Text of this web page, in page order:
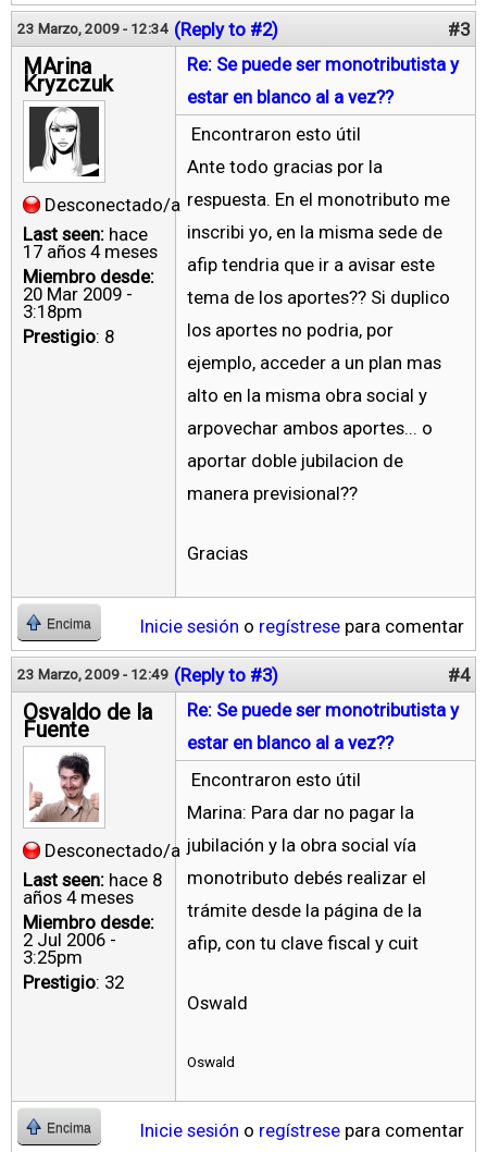
23 Marzo, 2009 - 12:34 (Reply to #2) #3
MArina
Kryzczuk
Desconectado/a
Last seen: hace
17 años 4 meses
Miembro desde:
20 Mar 2009 -
3:18pm
Prestigio: 8
Re: Se puede ser monotributista y
estar en blanco al a vez??
Encontraron esto útil
Ante todo gracias por la
respuesta. En el monotributo me
inscribi yo, en la misma sede de
afip tendria que ir a avisar este
tema de los aportes?? Si duplico
los aportes no podria, por
ejemplo, acceder a un plan mas
alto en la misma obra social y
arpovechar ambos aportes... o
aportar doble jubilacion de
manera previsional??
Gracias
Encima Inicie sesión o regístrese para comentar
23 Marzo, 2009 - 12:49 (Reply to #3) #4
Osvaldo de la
Fuente
Desconectado/a
Last seen: hace 8
años 4 meses
Miembro desde:
2 Jul 2006 -
3:25pm
Prestigio: 32
Re: Se puede ser monotributista y
estar en blanco al a vez??
Encontraron esto útil
Marina: Para dar no pagar la
jubilación y la obra social vía
monotributo debés realizar el
trámite desde la página de la
afip, con tu clave fiscal y cuit
Oswald
Oswald
Encima Inicie sesión o regístrese para comentar